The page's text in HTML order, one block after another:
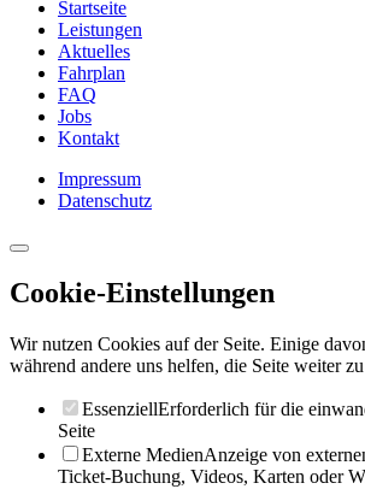
Startseite
Leistungen
Aktuelles
Fahrplan
FAQ
Jobs
Kontakt
Impressum
Datenschutz
Cookie-Einstellungen
Wir nutzen Cookies auf der Seite. Einige
während andere uns helfen, die Seite weiter
EssenziellErforderlich für die
Seite
Externe MedienAnzeige von
Ticket-Buchung, Videos, Karten oder